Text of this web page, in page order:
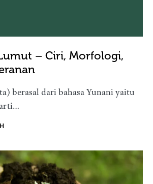
– Ciri, Morfologi,
berasal dari bahasa Yunani yaitu